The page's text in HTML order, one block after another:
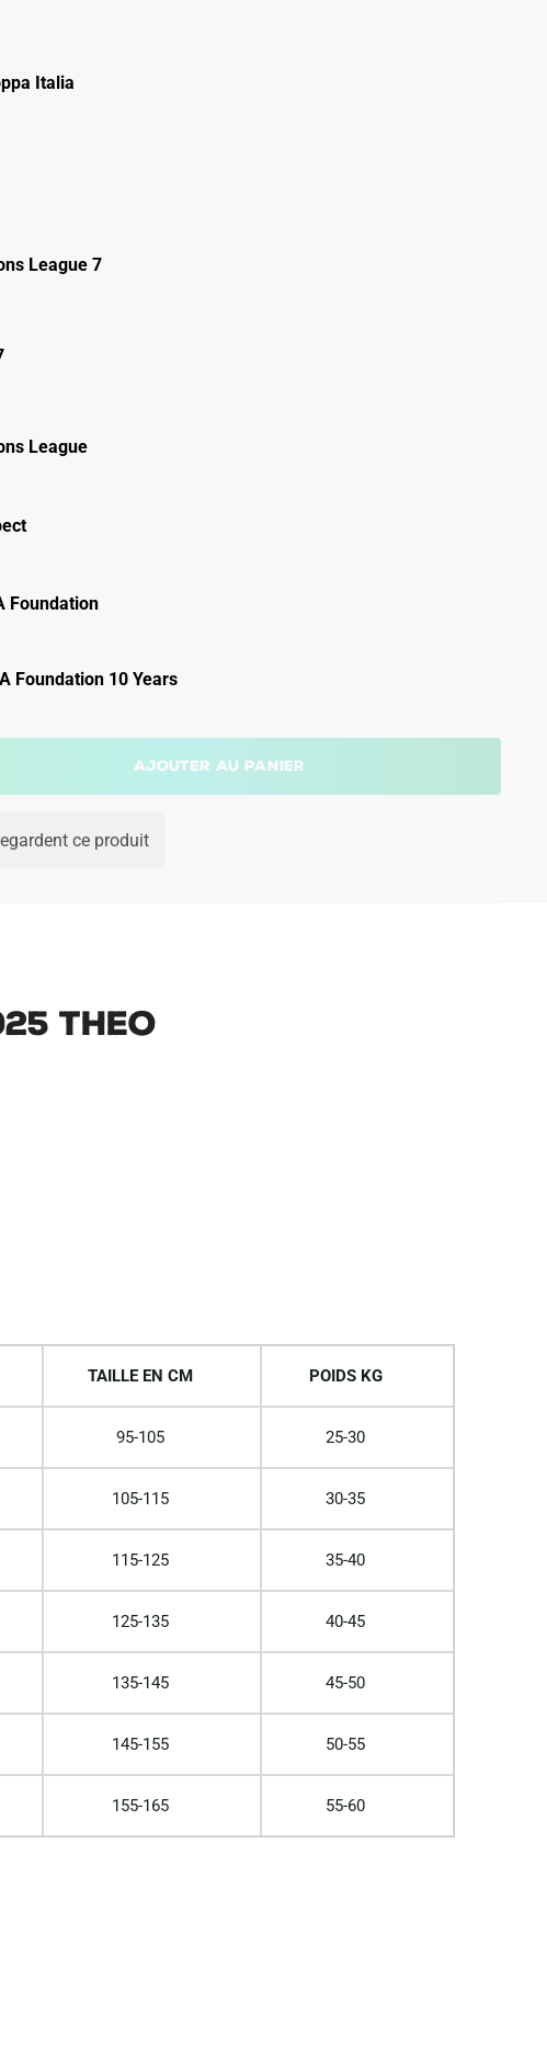
Italia
League 7
League
Foundation
Foundation 10 Years
Ajouter au panier
ce produit
Theo
TAILLE EN CM POIDS KG
95-105 25-30
105-115 30-35
115-125 35-40
125-135 40-45
135-145 45-50
145-155 50-55
155-165 55-60